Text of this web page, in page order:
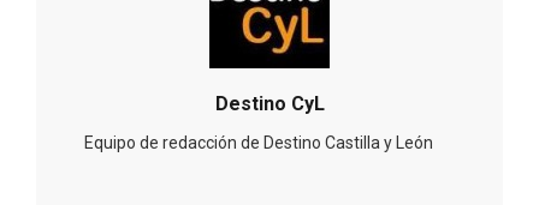
Destino CyL
Equipo de redacción de Destino Castilla y León